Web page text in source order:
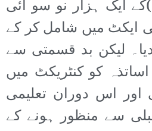
اور 2017ء )کے ایک ہزار نو سو آئی
ایکٹ میں شامل کر کے
دیا۔ لیکن بد قسمتی سے
اساتذہ کو کنٹریکٹ میں
اس دوران تعلیمی
سے منظور ہونے کے